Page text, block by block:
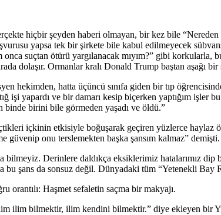
hiçbir şeyden haberi olmayan, bir kez bile
yapsa tek bir şirkete bile kabul edilmeyecek
suçtan ötürü yargılanacak mıyım?” gibi korkularla,
dolaşır. Ormanlar kralı Donald Trump baştan aşağı bir
hekimden, hatta üçüncü sınıfa giden bir tıp
işi yapardı ve bir damarı kesip biçerken yaptığım işler
binde birini bile görmeden yaşadı ve öldü.”
içkinin etkisiyle boğuşarak geçiren yüzlerce haylaz
onu terslemekten başka şansım kalmaz” demişti.
Derinlere daldıkça eksiklerimiz hatalarımız dip
bu şans da sonsuz değil. Dünyadaki tüm “Yetenekli
orantılı: Haşmet sefaletin saçma bir makyajı.
ilim bilmektir, ilim kendini bilmektir.” diye ekleyen bir